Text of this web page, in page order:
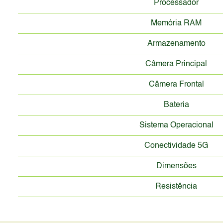
Processador
Memória RAM
Armazenamento
Câmera Principal
Câmera Frontal
Bateria
Sistema Operacional
Conectividade 5G
Dimensões
Resistência